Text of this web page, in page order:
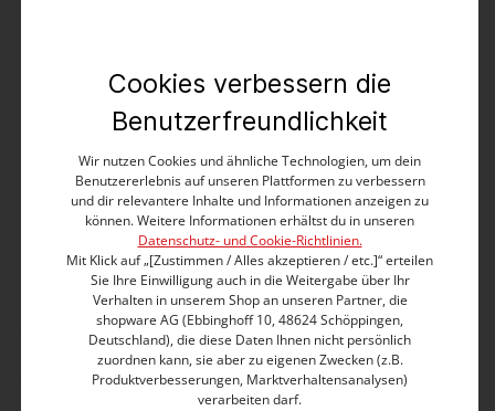
Elverdisser Str. 313
32052 Herford (DE)
Kundenservice
info@timezone.de
Kontaktformular
Kundeninformation
Cookies verbessern die
Benutzerfreundlichkeit
Wir nutzen Cookies und ähnliche Technologien, um dein
Benutzererlebnis auf unseren Plattformen zu verbessern
und dir relevantere Inhalte und Informationen anzeigen zu
können. Weitere Informationen erhältst du in unseren
Datenschutz- und Cookie-Richtlinien.
Mit Klick auf „[Zustimmen / Alles akzeptieren / etc.]“ erteilen
Sie Ihre Einwilligung auch in die Weitergabe über Ihr
Verhalten in unserem Shop an unseren Partner, die
shopware AG (Ebbinghoff 10, 48624 Schöppingen,
Deutschland), die diese Daten Ihnen nicht persönlich
zuordnen kann, sie aber zu eigenen Zwecken (z.B.
Produktverbesserungen, Marktverhaltensanalysen)
verarbeiten darf.